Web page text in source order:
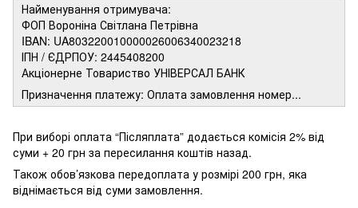
Найменування отримувача:
ФОП Вороніна Світлана Петрівна
IBAN: UA803220010000026006340023218
ІПН / ЄДРПОУ: 2445408200
Акціонерне Товариство УНІВЕРСАЛ БАНК
Призначення платежу: Оплата замовлення номер...
При виборі оплата “Післяплата” додається комісія 2% від
суми + 20 грн за пересилання коштів назад.
Також обов’язкова передоплата у розмірі 200 грн, яка
віднімається від суми замовлення.